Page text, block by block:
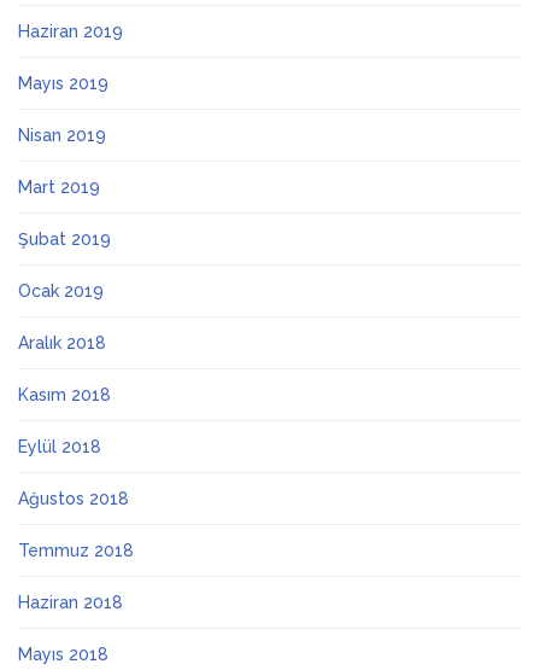
Haziran 2019
Mayıs 2019
Nisan 2019
Mart 2019
Şubat 2019
Ocak 2019
Aralık 2018
Kasım 2018
Eylül 2018
Ağustos 2018
Temmuz 2018
Haziran 2018
Mayıs 2018